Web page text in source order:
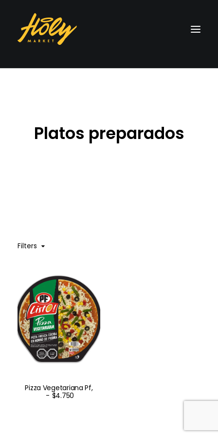
Platos preparados
Filters
Pizza Vegetariana Pf,
$4.750